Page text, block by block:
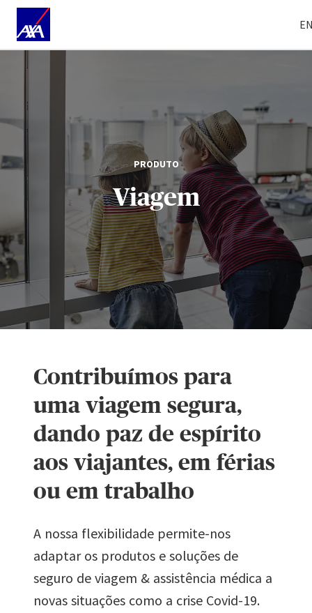
PRODUTO
Viagem
Contribuímos para
uma viagem segura,
dando paz de espírito
aos viajantes, em férias
ou em trabalho
A nossa flexibilidade permite-nos
adaptar os produtos e soluções de
seguro de viagem & assistência médica a
novas situações como a crise Covid-19.